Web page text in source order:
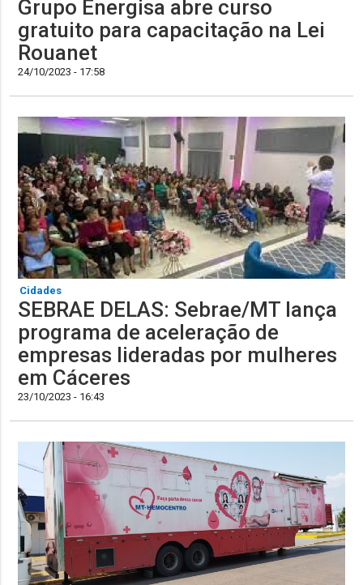
Grupo Energisa abre curso
gratuito para capacitação na Lei
Rouanet
24/10/2023 - 17:58
Cidades
SEBRAE DELAS: Sebrae/MT lança
programa de aceleração de
empresas lideradas por mulheres
em Cáceres
23/10/2023 - 16:43